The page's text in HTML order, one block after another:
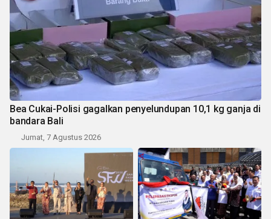
Bea Cukai-Polisi gagalkan penyelundupan 10,1 kg ganja di
bandara Bali
Jumat, 7 Agustus 2026